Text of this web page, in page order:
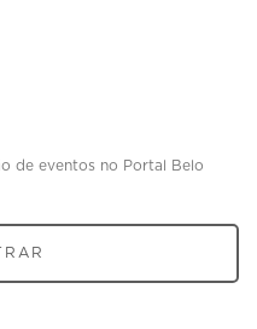
de eventos no Portal Belo